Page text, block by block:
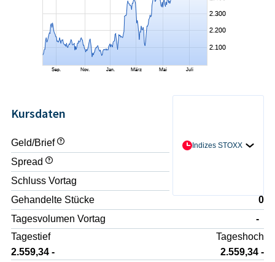
Kursdaten
Indizes STOXX
Geld/Brief
- / -
Spread
Schluss Vortag
Gehandelte Stücke
0
Tagesvolumen Vortag
-
Tagestief
2.559,34 -
Tageshoch
2.559,34 -